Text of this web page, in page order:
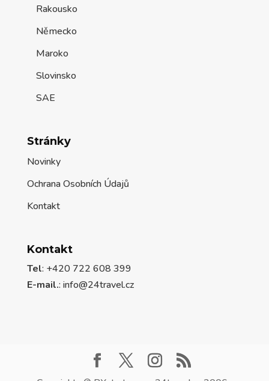
Rakousko
Německo
Maroko
Slovinsko
SAE
Stránky
Novinky
Ochrana Osobních Údajů
Kontakt
Kontakt
Tel: +420 722 608 399
E-mail.: info@24travel.cz